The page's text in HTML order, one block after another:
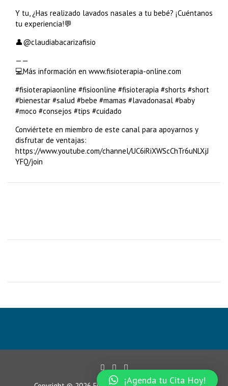
Y tu, ¿Has realizado lavados nasales a tu bebé? ¡Cuéntanos
tu experiencia!💬
👤@claudiabacarizafisio
——
💻Más información en www.fisioterapia-online.com
#fisioterapiaonline #fisioonline #fisioterapia #shorts #short
#bienestar #salud #bebe #mamas #lavadonasal #baby
#moco #consejos #tips #cuidado
Conviértete en miembro de este canal para apoyarnos y
disfrutar de ventajas:
https://www.youtube.com/channel/UC6iRiXWScChTr6uNLXjJ
YFQ/join
¡Agenda tu Cita Hoy!